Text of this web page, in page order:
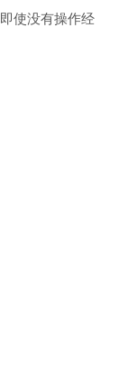
使没有操作经